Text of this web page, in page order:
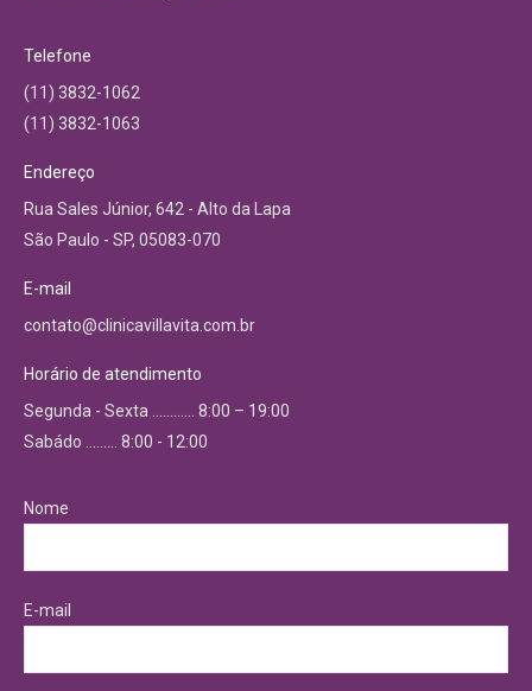
Telefone
(11) 3832-1062
(11) 3832-1063
Endereço
Rua Sales Júnior, 642 - Alto da Lapa
São Paulo - SP, 05083-070
E-mail
contato@clinicavillavita.com.br
Horário de atendimento
Segunda - Sexta ………… 8:00 – 19:00
Sabádo ……… 8:00 - 12:00
Nome
E-mail